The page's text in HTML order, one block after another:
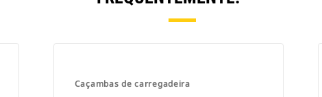
Caçambas de carregadeira